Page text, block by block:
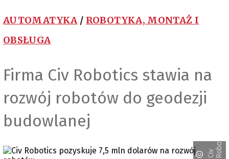
AUTOMATYKA / ROBOTYKA, MONTAŻ I
OBSŁUGA
Firma Civ Robotics stawia na
rozwój robotów do geodezji
budowlanej
C
i
v
R
o
b
o
t
i
cs